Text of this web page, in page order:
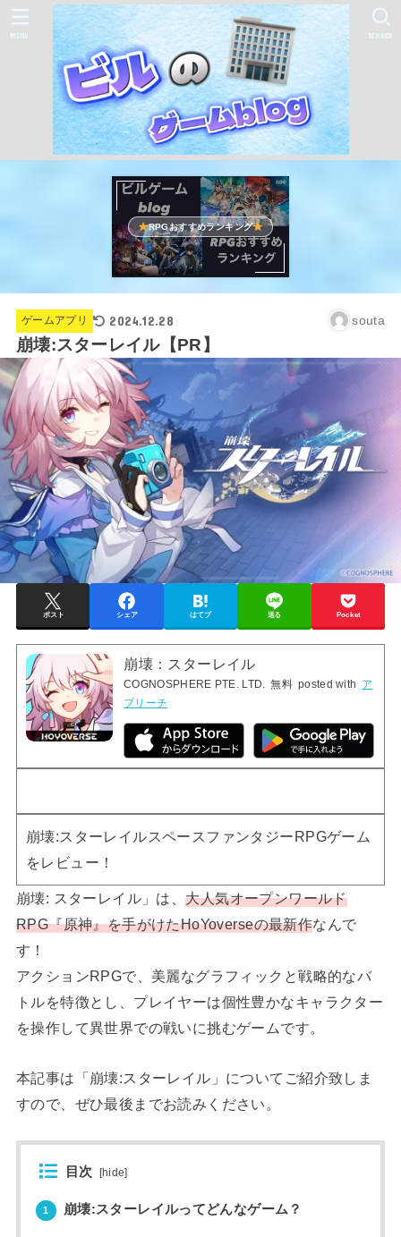
SEARCH
MENU
RPGおすすめランキング
ゲームアプリ 2024.12.28 souta
崩壊:スターレイル【PR】
ポスト シェア はてブ 送る Pocket
崩壊：スターレイル
COGNOSPHERE PTE. LTD. 無料 posted with ア
プリーチ
崩壊:スターレイルスペースファンタジーRPGゲーム
をレビュー！
崩壊: スターレイル」は、大人気オープンワールド
RPG『原神』を手がけたHoYoverseの最新作なんで
す！
アクションRPGで、美麗なグラフィックと戦略的なバ
トルを特徴とし、プレイヤーは個性豊かなキャラクター
を操作して異世界での戦いに挑むゲームです。
本記事は「崩壊:スターレイル」についてご紹介致しま
すので、ぜひ最後までお読みください。
目次 [hide]
1 崩壊:スターレイルってどんなゲーム？